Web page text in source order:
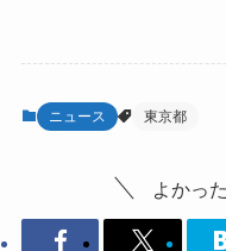
ニュース 東京都
よかっ